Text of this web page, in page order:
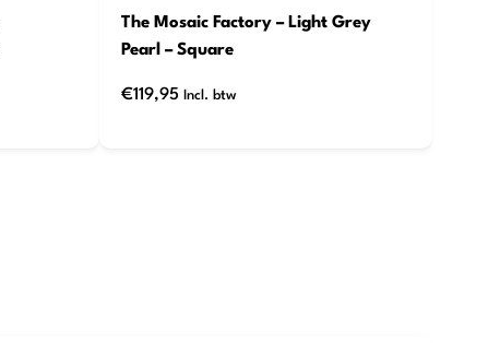
The Mosaic Factory – Light Grey
Pearl – Square
€119,95 Incl. btw